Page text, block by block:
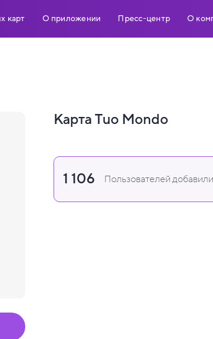
карт О приложении Пресс-центр О
Карта Tuo Mondo
1 106 Пользователей